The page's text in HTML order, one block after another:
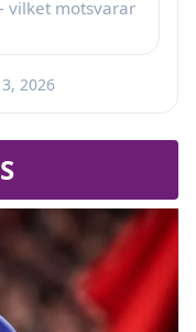
vilket motsvarar
3, 2026